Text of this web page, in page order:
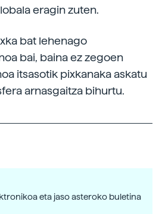
eragin zuten.
bat lehenago
bai, baina ez zegoen
itsasotik pixkanaka askatu
arnasgaitza bihurtu.
eta jaso asteroko buletina